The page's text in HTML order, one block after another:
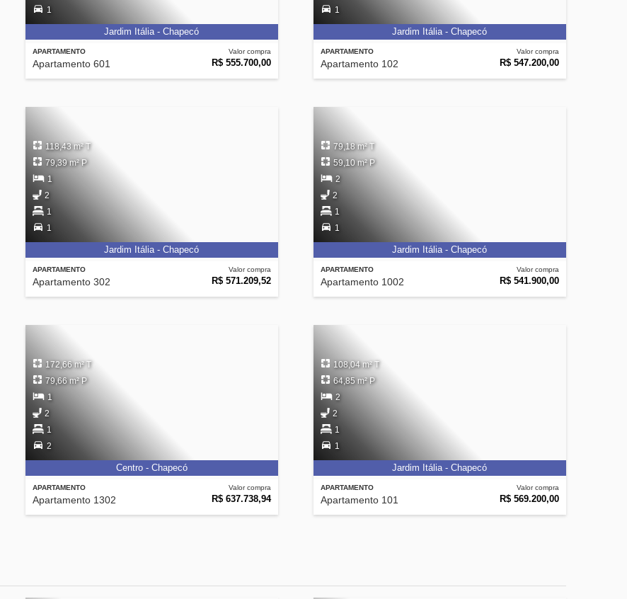
APARTAMENTO
Apartamento 601
Valor compra
R$ 555.700,00
1
Jardim Itália - Chapecó
APARTAMENTO
Apartamento 102
Valor compra
R$ 547.200,00
1
Jardim Itália - Chapecó
APARTAMENTO
Apartamento 302
Valor compra
R$ 571.209,52
118,43 m² T
79,39 m² P
1
2
1
1
Jardim Itália - Chapecó
APARTAMENTO
Apartamento 1002
Valor compra
R$ 541.900,00
79,18 m² T
59,10 m² P
2
2
1
1
Jardim Itália - Chapecó
APARTAMENTO
Apartamento 1302
Valor compra
R$ 637.738,94
172,66 m² T
79,66 m² P
1
2
1
2
Centro - Chapecó
APARTAMENTO
Apartamento 101
Valor compra
R$ 569.200,00
108,04 m² T
64,85 m² P
2
2
1
1
Jardim Itália - Chapecó